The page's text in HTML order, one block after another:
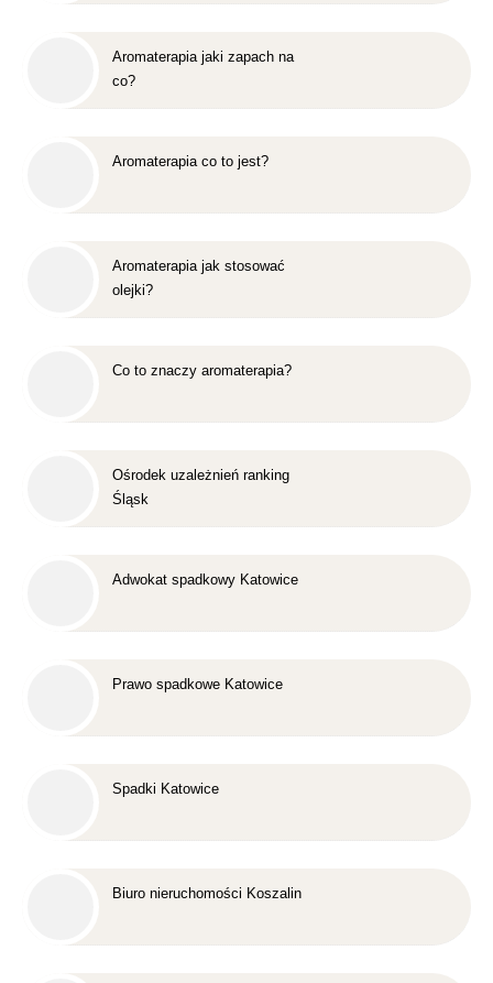
Aromaterapia jaki zapach na
co?
Aromaterapia co to jest?
Aromaterapia jak stosować
olejki?
Co to znaczy aromaterapia?
Ośrodek uzależnień ranking
Śląsk
Adwokat spadkowy Katowice
Prawo spadkowe Katowice
Spadki Katowice
Biuro nieruchomości Koszalin